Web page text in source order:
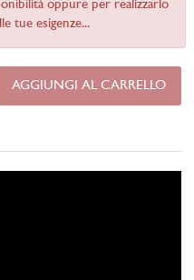
oppure per realizzarlo
tue esigenze...
AGGIUNGI AL CARRELLO